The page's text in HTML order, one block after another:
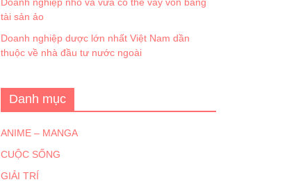
tài sản ảo
Doanh nghiệp dược lớn nhất Việt Nam dần
thuộc về nhà đầu tư nước ngoài
Danh mục
ANIME – MANGA
CUỘC SỐNG
GIẢI TRÍ